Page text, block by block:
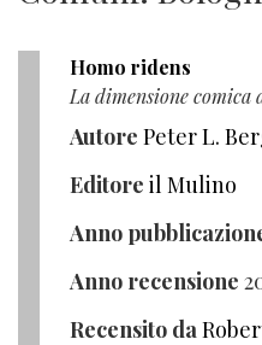
Homo ridens
La dimensione comica
Autore Peter L.
Editore il Mulino
Anno
Anno recensione
Recensito da